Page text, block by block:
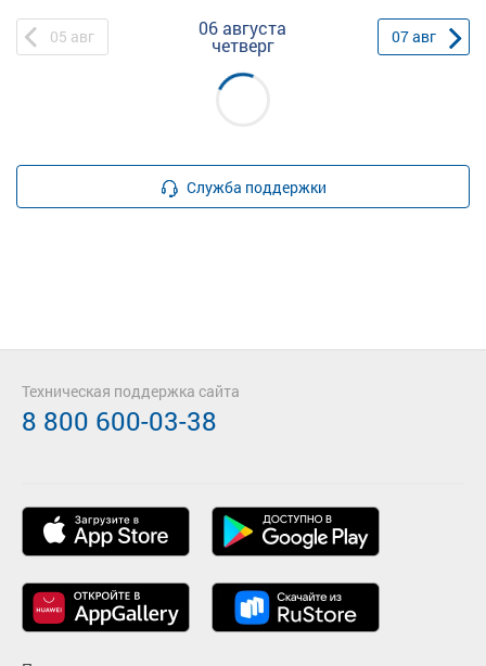
05 авг 06 августа
четверг 07авг
Служба поддержки
Техническая поддержка сайта
8 800 600-03-38